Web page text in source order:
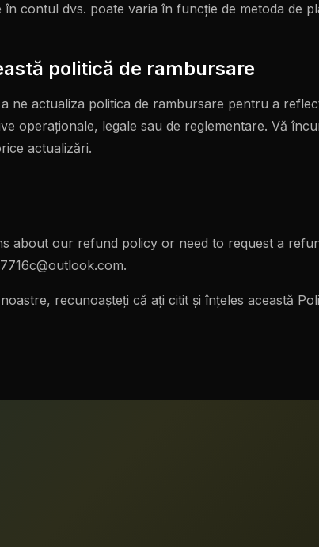
contul dvs. poate varia în funcție de metoda de
politică de rambursare
ne actualiza politica de rambursare pentru a
operaționale, legale sau de reglementare. Vă
actualizări.
about our refund policy or need to request a
.
recunoașteți că ați citit și înțeles această